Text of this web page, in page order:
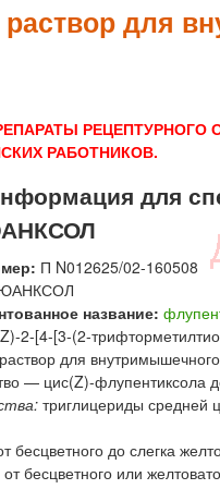
для
РАБОТНИКОВ.
для
П N012625/02-160508
название:
2-[4-[3-(2-
раствор для
— цис(Z)-
триглицериды средней
до слегка
бесцветного или